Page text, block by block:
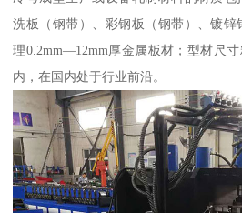
洗板（钢带）、彩钢板（钢带）、镀
理0.2mm—12mm厚金属板材；型材尺
内，在国内处于行业前沿。